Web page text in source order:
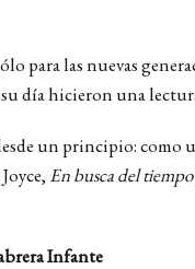
para las nuevas
día hicieron una
un principio:
En busca del
Infante